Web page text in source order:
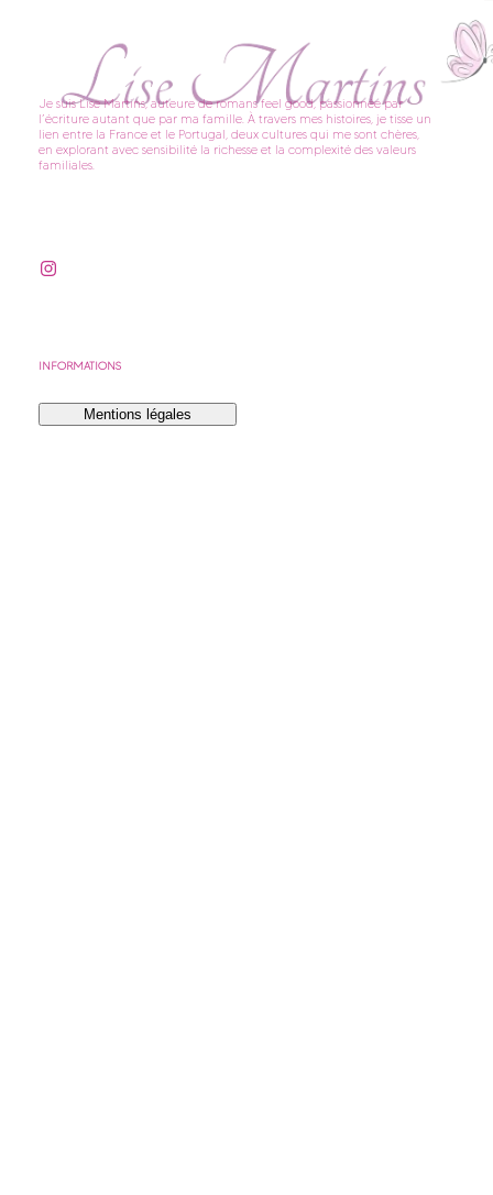
INFORMATIONS
Mentions légales
Je suis Lise Martins, auteure de romans feel good, passionnée par
l’écriture autant que par ma famille. À travers mes histoires, je tisse un
lien entre la France et le Portugal, deux cultures qui me sont chères,
en explorant avec sensibilité la richesse et la complexité des valeurs
familiales.